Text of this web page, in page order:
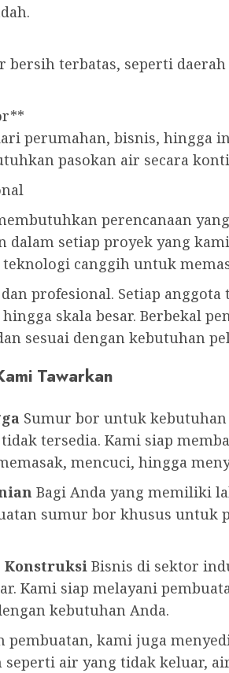
terbatas, seperti
perumahan, bisnis, hingga
pasokan air secara
perencanaan
setiap proyek yang
canggih untuk
profesional. Setiap
skala besar. Berbekal
sesuai dengan kebutuhan
Tawarkan
Sumur bor untuk
tersedia. Kami siap
mencuci, hingga
Bagi Anda yang memiliki
sumur bor khusus untuk
Konstruksi Bisnis di sektor
Kami siap melayani
kebutuhan Anda.
pembuatan, kami juga
seperti air yang tidak keluar,